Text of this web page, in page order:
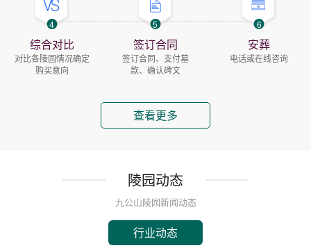
4
综合对比
对比各陵园情况确定
购买意向
5
签订合同
签订合同、支付墓
款、确认碑文
6
安葬
电话或在线咨询
查看更多
陵园动态
九公山陵园新闻动态
行业动态